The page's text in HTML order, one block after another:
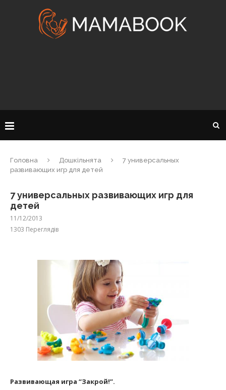
Головна Дошкільнята
7 универсальных
развивающих игр для детей
7 универсальных развивающих игр для
детей
11/12/2013
1303 Переглядів
Развивающая игра “Закрой!”.